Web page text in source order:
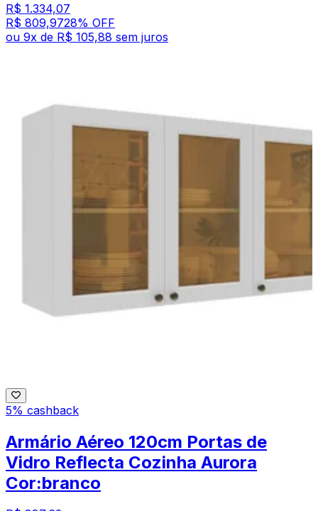
R$ 1.334,07
R$ 809,9728% OFF
ou 9x de R$ 105,88 sem juros
5% cashback
Armário Aéreo 120cm Portas de
Vidro Reflecta Cozinha Aurora
Cor:branco